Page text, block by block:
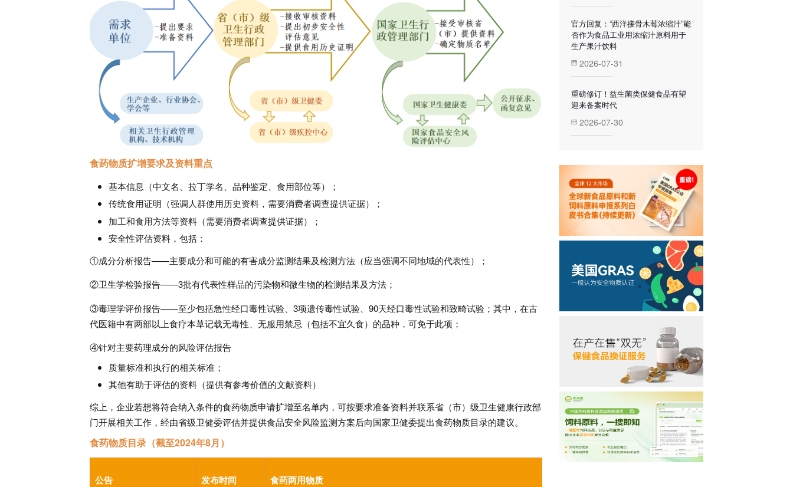
食药物质扩增要求及资料重点
基本信息（中文名、拉丁学名、品种鉴定、食用部位等）；
传统食用证明（强调人群使用历史资料，需要消费者调查提供证据）；
加工和食用方法等资料（需要消费者调查提供证据）；
安全性评估资料，包括：
①成分分析报告——主要成分和可能的有害成分监测结果及检测方法（应当强调不同地域的代表性）；
②卫生学检验报告——3批有代表性样品的污染物和微生物的检测结果及方法；
③毒理学评价报告——至少包括急性经口毒性试验、3项遗传毒性试验、90天经口毒性试验和致畸试验；其中，在古
代医籍中有两部以上食疗本草记载无毒性、无服用禁忌（包括不宜久食）的品种，可免于此项；
④针对主要药理成分的风险评估报告
质量标准和执行的相关标准；
其他有助于评估的资料（提供有参考价值的文献资料）
综上，企业若想将符合纳入条件的食药物质申请扩增至名单内，可按要求准备资料并联系省（市）级卫生健康行政部
门开展相关工作，经由省级卫健委评估并提供食品安全风险监测方案后向国家卫健委提出食药物质目录的建议。
食药物质目录（截至2024年8月）
公告 发布时间 食药两用物质
官方回复：“西洋接骨木莓浓缩汁”能
否作为食品工业用浓缩汁原料用于
生产果汁饮料
2026-07-31
重磅修订！益生菌类保健食品有望
迎来备案时代
2026-07-30